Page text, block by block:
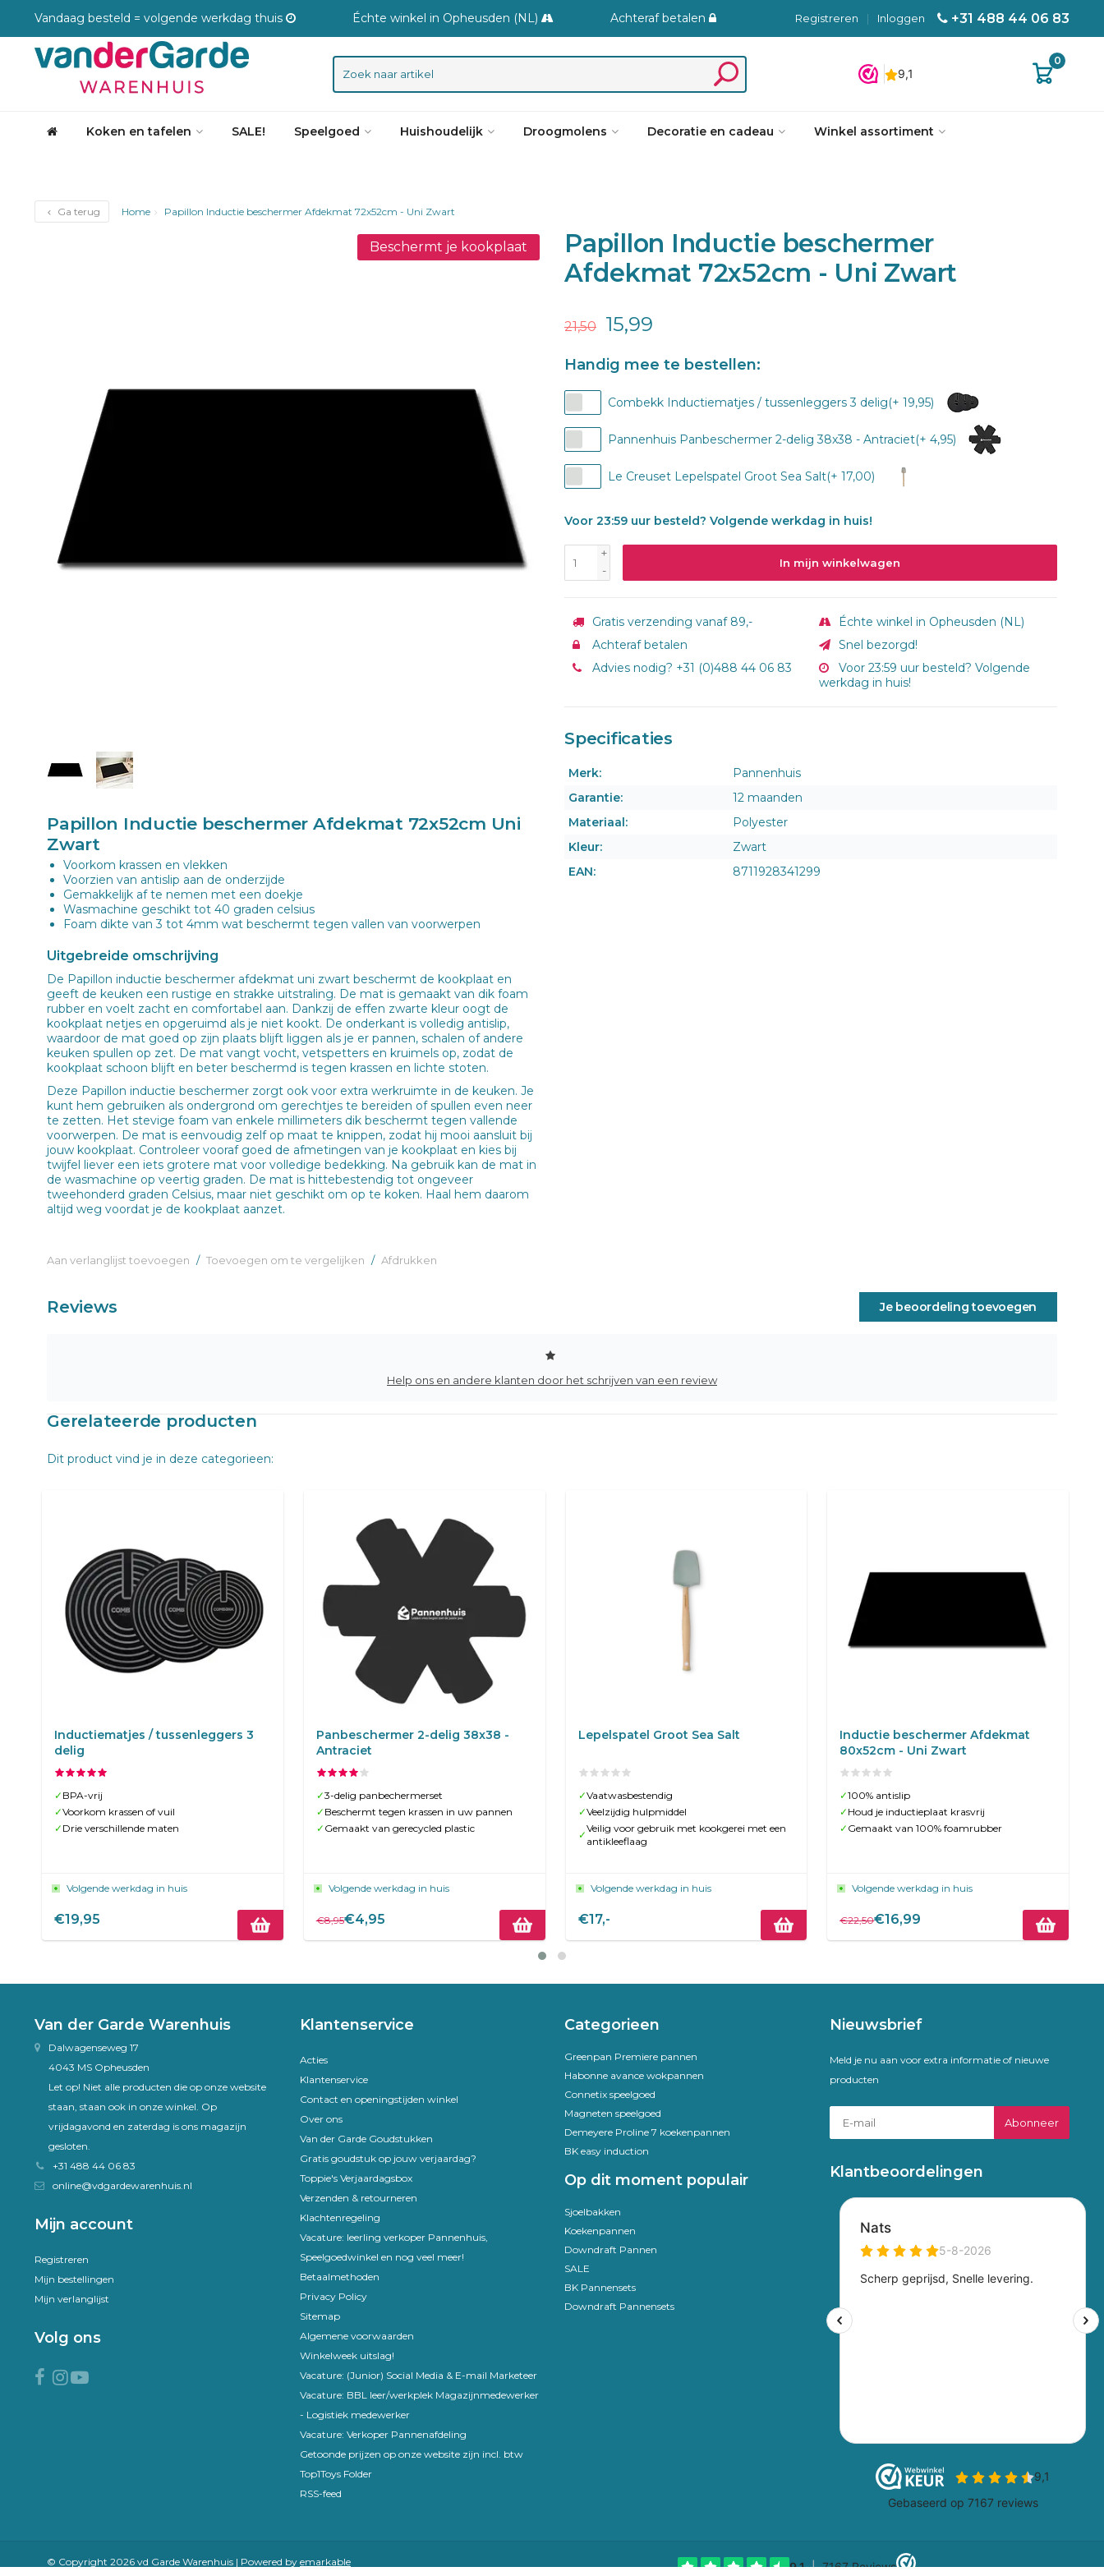
Vandaag besteld = volgende werkdag thuis Échte winkel in Opheusden (NL) Achteraf betalen +31 488 44 06 83
Inloggen
|
Registreren
0
Koken en tafelen SALE! Speelgoed Huishoudelijk Droogmolens Decoratie en cadeau Winkel assortiment
Ga terug Home Papillon Inductie beschermer Afdekmat 72x52cm - Uni Zwart
Beschermt je kookplaat
Papillon Inductie beschermer Afdekmat 72x52cm Uni
Zwart
Voorkom krassen en vlekken
Voorzien van antislip aan de onderzijde
Gemakkelijk af te nemen met een doekje
Wasmachine geschikt tot 40 graden celsius
Foam dikte van 3 tot 4mm wat beschermt tegen vallen van voorwerpen
Uitgebreide omschrijving
De Papillon inductie beschermer afdekmat uni zwart beschermt de kookplaat en
geeft de keuken een rustige en strakke uitstraling. De mat is gemaakt van dik foam
rubber en voelt zacht en comfortabel aan. Dankzij de effen zwarte kleur oogt de
kookplaat netjes en opgeruimd als je niet kookt. De onderkant is volledig antislip,
waardoor de mat goed op zijn plaats blijft liggen als je er pannen, schalen of andere
keuken spullen op zet. De mat vangt vocht, vetspetters en kruimels op, zodat de
kookplaat schoon blijft en beter beschermd is tegen krassen en lichte stoten.
Deze Papillon inductie beschermer zorgt ook voor extra werkruimte in de keuken. Je
kunt hem gebruiken als ondergrond om gerechtjes te bereiden of spullen even neer
te zetten. Het stevige foam van enkele millimeters dik beschermt tegen vallende
voorwerpen. De mat is eenvoudig zelf op maat te knippen, zodat hij mooi aansluit bij
jouw kookplaat. Controleer vooraf goed de afmetingen van je kookplaat en kies bij
twijfel liever een iets grotere mat voor volledige bedekking. Na gebruik kan de mat in
de wasmachine op veertig graden. De mat is hittebestendig tot ongeveer
tweehonderd graden Celsius, maar niet geschikt om op te koken. Haal hem daarom
altijd weg voordat je de kookplaat aanzet.
Aan verlanglijst toevoegen / Toevoegen om te vergelijken / Afdrukken
Papillon Inductie beschermer
Afdekmat 72x52cm - Uni Zwart
21,50 15,99
Handig mee te bestellen:
Combekk Inductiematjes / tussenleggers 3 delig(+ 19,95)
Pannenhuis Panbeschermer 2-delig 38x38 - Antraciet(+ 4,95)
Le Creuset Lepelspatel Groot Sea Salt(+ 17,00)
Voor 23:59 uur besteld? Volgende werkdag in huis!
+
-
In mijn winkelwagen
Gratis verzending vanaf 89,-
Échte winkel in Opheusden (NL)
Achteraf betalen
Snel bezorgd!
Advies nodig? +31 (0)488 44 06 83
Voor 23:59 uur besteld? Volgende
werkdag in huis!
Specificaties
Merk:
Pannenhuis
Garantie:
12 maanden
Materiaal:
Polyester
Kleur:
Zwart
EAN:
8711928341299
Reviews Je beoordeling toevoegen
Help ons en andere klanten door het schrijven van een review
Gerelateerde producten
Dit product vind je in deze categorieen:
Inductiematjes / tussenleggers 3
delig
✓ BPA-vrij
✓Voorkom krassen of vuil
✓ Drie verschillende maten
Volgende werkdag in huis
€19,95
Panbeschermer 2-delig 38x38 -
Antraciet
✓3-delig panbechermerset
✓ Beschermt tegen krassen in uw pannen
✓ Gemaakt van gerecycled plastic
Volgende werkdag in huis
€8,95€4,95
Lepelspatel Groot Sea Salt
✓Vaatwasbestendig
✓Veelzijdig hulpmiddel
✓
Veilig voor gebruik met kookgerei met een
antikleeflaag
Volgende werkdag in huis
€17,-
Inductie beschermer Afdekmat
80x52cm - Uni Zwart
✓100% antislip
✓ Houd je inductieplaat krasvrij
✓ Gemaakt van 100% foamrubber
Volgende werkdag in huis
€22,50€16,99
Van der Garde Warenhuis
Dalwagenseweg 17
4043 MS Opheusden
Let op! Niet alle producten die op onze website
staan, staan ook in onze winkel. Op
vrijdagavond en zaterdag is ons magazijn
gesloten.
+31 488 44 06 83
online@vdgardewarenhuis.nl
Mijn account
Registreren
Mijn bestellingen
Mijn verlanglijst
Volg ons
Klantenservice
Acties
Klantenservice
Contact en openingstijden winkel
Over ons
Van der Garde Goudstukken
Gratis goudstuk op jouw verjaardag?
Toppie's Verjaardagsbox
Verzenden & retourneren
Klachtenregeling
Vacature: leerling verkoper Pannenhuis,
Speelgoedwinkel en nog veel meer!
Betaalmethoden
Privacy Policy
Sitemap
Algemene voorwaarden
Winkelweek uitslag!
Vacature: (Junior) Social Media & E-mail Marketeer
Vacature: BBL leer/werkplek Magazijnmedewerker
- Logistiek medewerker
Vacature: Verkoper Pannenafdeling
Getoonde prijzen op onze website zijn incl. btw
Top1Toys Folder
RSS-feed
Categorieen
Greenpan Premiere pannen
Habonne avance wokpannen
Connetix speelgoed
Magneten speelgoed
Demeyere Proline 7 koekenpannen
BK easy induction
Op dit moment populair
Sjoelbakken
Koekenpannen
Downdraft Pannen
SALE
BK Pannensets
Downdraft Pannensets
Nieuwsbrief
Meld je nu aan voor extra informatie of nieuwe
producten
Abonneer
Klantbeoordelingen
© Copyright 2026 vd Garde Warenhuis | Powered by emarkable